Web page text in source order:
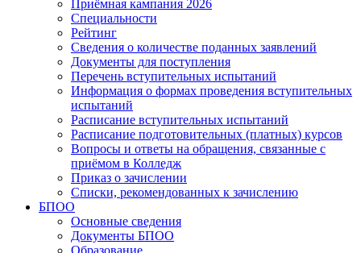
Приёмная кампания 2026
Специальности
Рейтинг
Сведения о количестве поданных заявлений
Документы для поступления
Перечень вступительных испытаний
Информация о формах проведения вступительных
испытаний
Расписание вступительных испытаний
Расписание подготовительных (платных) курсов
Вопросы и ответы на обращения, связанные с
приёмом в Колледж
Приказ о зачислении
Списки, рекомендованных к зачислению
БПОО
Основные сведения
Документы БПОО
Образование